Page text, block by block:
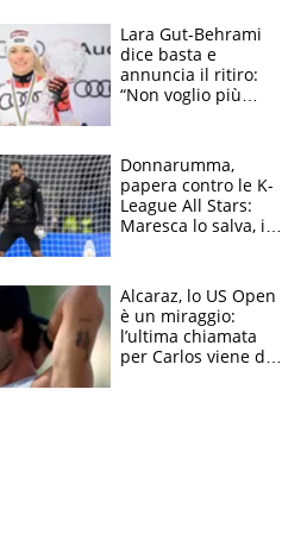
rischio beffa
Lara Gut-Behrami
dice basta e
annuncia il ritiro:
“Non voglio più
Brignone
Donnarumma,
papera contro le K-
League All Stars:
Maresca lo salva, i
Alcaraz, lo US Open
è un miraggio:
l’ultima chiamata
per Carlos viene da